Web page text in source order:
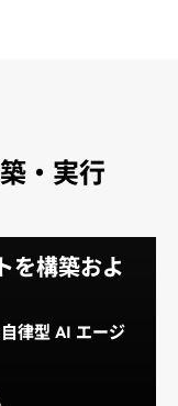
・実行
を構築およ
律型 AI エージ